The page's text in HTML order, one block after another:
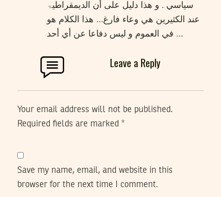
سياسي . و هذا دليل علی أن الديمقراطيۃ
عند الكثيرين هي وعاء فارغ… هذا الكلام هو
في العموم و ليس دفاعا عن أي أحد …
Leave a Reply
Your email address will not be published.
Required fields are marked *
Save my name, email, and website in this
browser for the next time I comment.